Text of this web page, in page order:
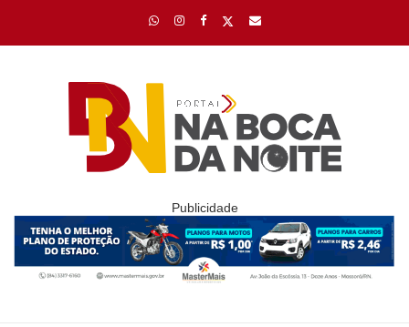
Publicidade